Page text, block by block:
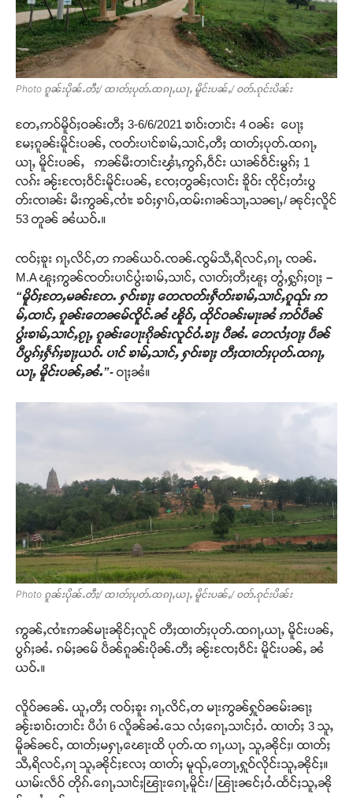
Photo ၵူၼ်းပိုၼ်ႉတီႈ/ ထၢတ်ႈပုတ်ႉထၵႃႇယႃႇ မိူင်းပၼ်ႇ/ ဝတ်ႉၵုင်းပိၼ်း
တႄႇဢဝ်မိူဝ်ႈဝၼ်းတီႈ 3-6/6/2021 ၶၢဝ်းတၢင်း 4 ဝၼ်း ပေႃႈ
မႄႈၵူၼ်းမိူင်းပၼ်ႇ ၸတ်းပၢင်ၶၢမ်ႇသၢင်ႇတီႈ ထၢတ်ႈပုတ်ႉထၵႃႇ
ယႃႇ မိူင်းပၼ်ႇ ဢၼ်မီးတၢင်းၾၢႆႇဢွၵ်ႇဝဵင်း ယၢၼ်ဝဵင်းမွၵ်ႈ 1
လၵ်း ၼႂ်းၸႄႈဝဵင်းမိူင်းပၼ်ႇ ၸႄႈတွၼ်ႈလၢင်း ၶိူဝ်း ၸိုင်ႈတႆးပွ
တ်းၸၢၼ်း မီးဢွၼ်ႇၸၢႆး ၶဝ်ႈႁၢပ်ႇထမ်းၵၢၼ်သႃႇသၼႃႇ/ ၼုင်ႈလိူင်
53 တူၼ် ၼႆယဝ်ႉ။
ၸဝ်ႈၶူး ၵႃႇလိင်ႇတ ဢၼ်ယဝ်ႉၸၼ်ႉၸွမ်သီႇရိလင်ႇၵႃႇ ၸၼ်ႉ
M.A ၽူႈဢွၼ်ၸတ်းပၢင်ပွႆးၶၢမ်ႇသၢင်ႇ လၢတ်ႈတီႈၽူႈ တွႆႇႁွၵ်ႈဝႃႈ –
“မိူဝ်ႈတႄႇမၼ်းတႄႉ ႁဝ်းၶႃႈ တေၸတ်းႁဵတ်းၶၢမ်ႇသၢင်ႇၵူၺ်း ဢ
မ်ႇထၢင်ႇ ၵူၼ်းတေၼမ်ၸိူင်ႉၼႆ ၽိူဝ်ႇ ထိုင်ဝၼ်းမႃးၼႆ ဢဝ်ပဵၼ်
ပွႆးၶၢမ်ႇသၢင်ႇၵႂႃႇ ၵူၼ်းပေႃးၵိုၼ်းလူင်ဝႆႉၶႃႈ ပီၼႆႉ တေလႆႈဝႃႈ ပဵၼ်
ပီပွၵ်ႈႁႅၵ်ႈၶႃႈယဝ်ႉ ပၢင် ၶၢမ်ႇသၢင်ႇ ႁဝ်းၶႃႈ တီႈထၢတ်ႈပုတ်ႉထၵႃႇ
ယႃႇ မိူင်းပၼ်ႇၼႆႉ”- ဝႃႈၼႆ။
Photo ၵူၼ်းပိုၼ်ႉတီႈ/ ထၢတ်ႈပုတ်ႉထၵႃႇယႃႇ မိူင်းပၼ်ႇ/ ဝတ်ႉၵုင်းပိၼ်း
ဢွၼ်ႇၸၢႆးဢၼ်မႃးၼိုင်ႈလူင် တီႈထၢတ်ႈပုတ်ႉထၵႃႇယႃႇ မိူင်းပၼ်ႇ
ပွၵ်ႈၼႆႉ ၵမ်ႈၼမ် ပဵၼ်ၵူၼ်းပိုၼ်ႉတီႈ ၼႂ်းၸႄႈဝဵင်း မိူင်းပၼ်ႇ ၼႆ
ယဝ်ႉ။
လိူဝ်ၼၼ်ႉ ယူႇတီႈ ၸဝ်ႈၶူး ၵႃႇလိင်ႇတ မႃးဢွၼ်ႁူဝ်ၼမ်းၼႃႈ
ၼႂ်းၶၢဝ်းတၢင်း ပီပၢႆ 6 လိူၼ်ၼႆႉသေ လႆႈၵေႃႇသၢင်ႈဝႆႉ ထၢတ်ႈ 3 သူႇ
မိူၼ်ၼင်ႇ ထၢတ်ႈမႁႃႇၽေႃးထိ ပုတ်ႉထ ၵႃႇယႃႇ သူႇၼိုင်ႈ၊ ထၢတ်ႈ
သီႇရိလင်ႇၵႃ သူႇၼိုင်ႈလႄႈ ထၢတ်ႈ မူၺ်ႇတေႃႇႁူဝ်လိုင်းသူႇၼိုင်ႈ။
ယၢမ်းလဵဝ် တိုၵ်ႉၵေႃႇသၢင်ႈၽြႃးၵေႃႇမိူင်း/ ၽြႃးၼင်ႈဝႆႉထႅင်ႈသူႇၼို